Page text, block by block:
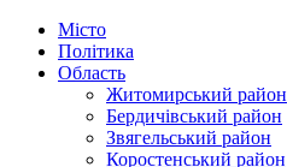
Місто
Політика
Область
Житомирський район
Бердичівський район
Звягельський район
Коростенський район